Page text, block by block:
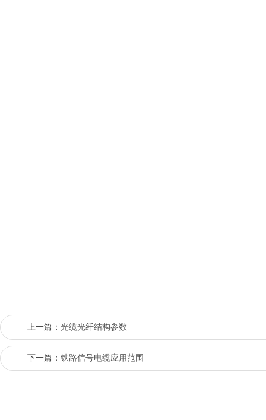
上一篇： 光缆光纤结构参数
下一篇： 铁路信号电缆应用范围